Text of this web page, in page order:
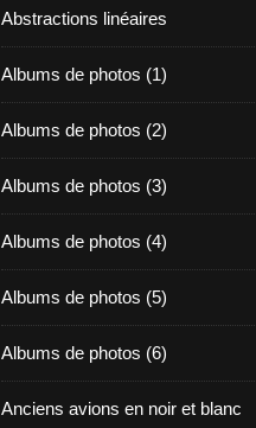
Abstractions linéaires
Albums de photos (1)
Albums de photos (2)
Albums de photos (3)
Albums de photos (4)
Albums de photos (5)
Albums de photos (6)
Anciens avions en noir et blanc